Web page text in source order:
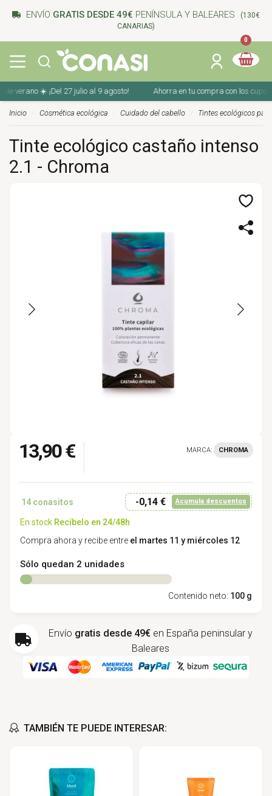
ENVÍO GRATIS DESDE 49€ PENÍNSULA Y BALEARES
(130€
CANARIAS)
0
☀️ ¡Del 27 julio al 9 agosto! Ahorra en tu compra con los cupones
Inicio Cosmética ecológica Cuidado del cabello Tintes ecológicos
Tinte ecológico castaño intenso
2.1 - Chroma
13,90 € MARCA: CHROMA
14 conasitos -0,14 € Acumula descuentos
En stock Recíbelo en 24/48h
Compra ahora y recibe entre el martes 11 y miércoles 12
Sólo quedan 2 unidades
Contenido neto: 100 g
Envío gratis desde 49€ en España peninsular y
Baleares
TAMBIÉN TE PUEDE INTERESAR: